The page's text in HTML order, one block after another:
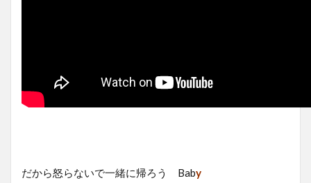
だから怒らないで一緒に帰ろう Baby